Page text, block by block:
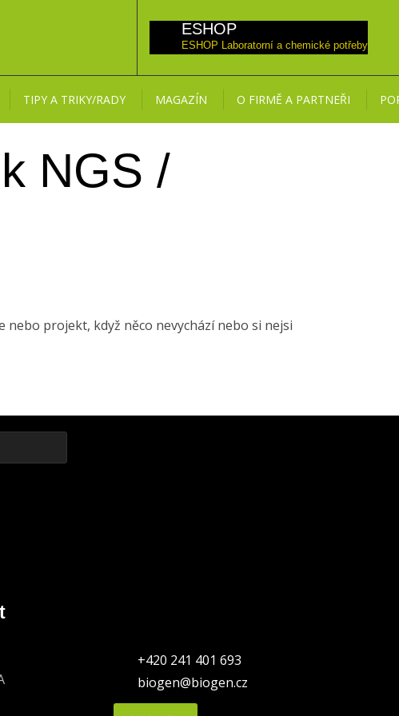
ESHOP Laboratorní a chemické potřeby
TIPY A TRIKY/RADY MAGAZÍN O FIRMĚ A PARTNEŘI
NGS /
projekt, když něco nevychází nebo si nejsi
+420 241 401 693
biogen@biogen.cz